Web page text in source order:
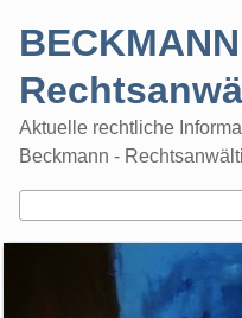
Aktuelle rechtliche
Beckmann -